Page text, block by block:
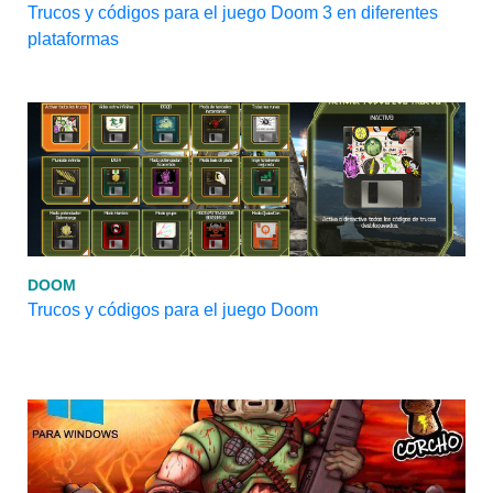
Trucos y códigos para el juego Doom 3 en diferentes
plataformas
DOOM
Trucos y códigos para el juego Doom